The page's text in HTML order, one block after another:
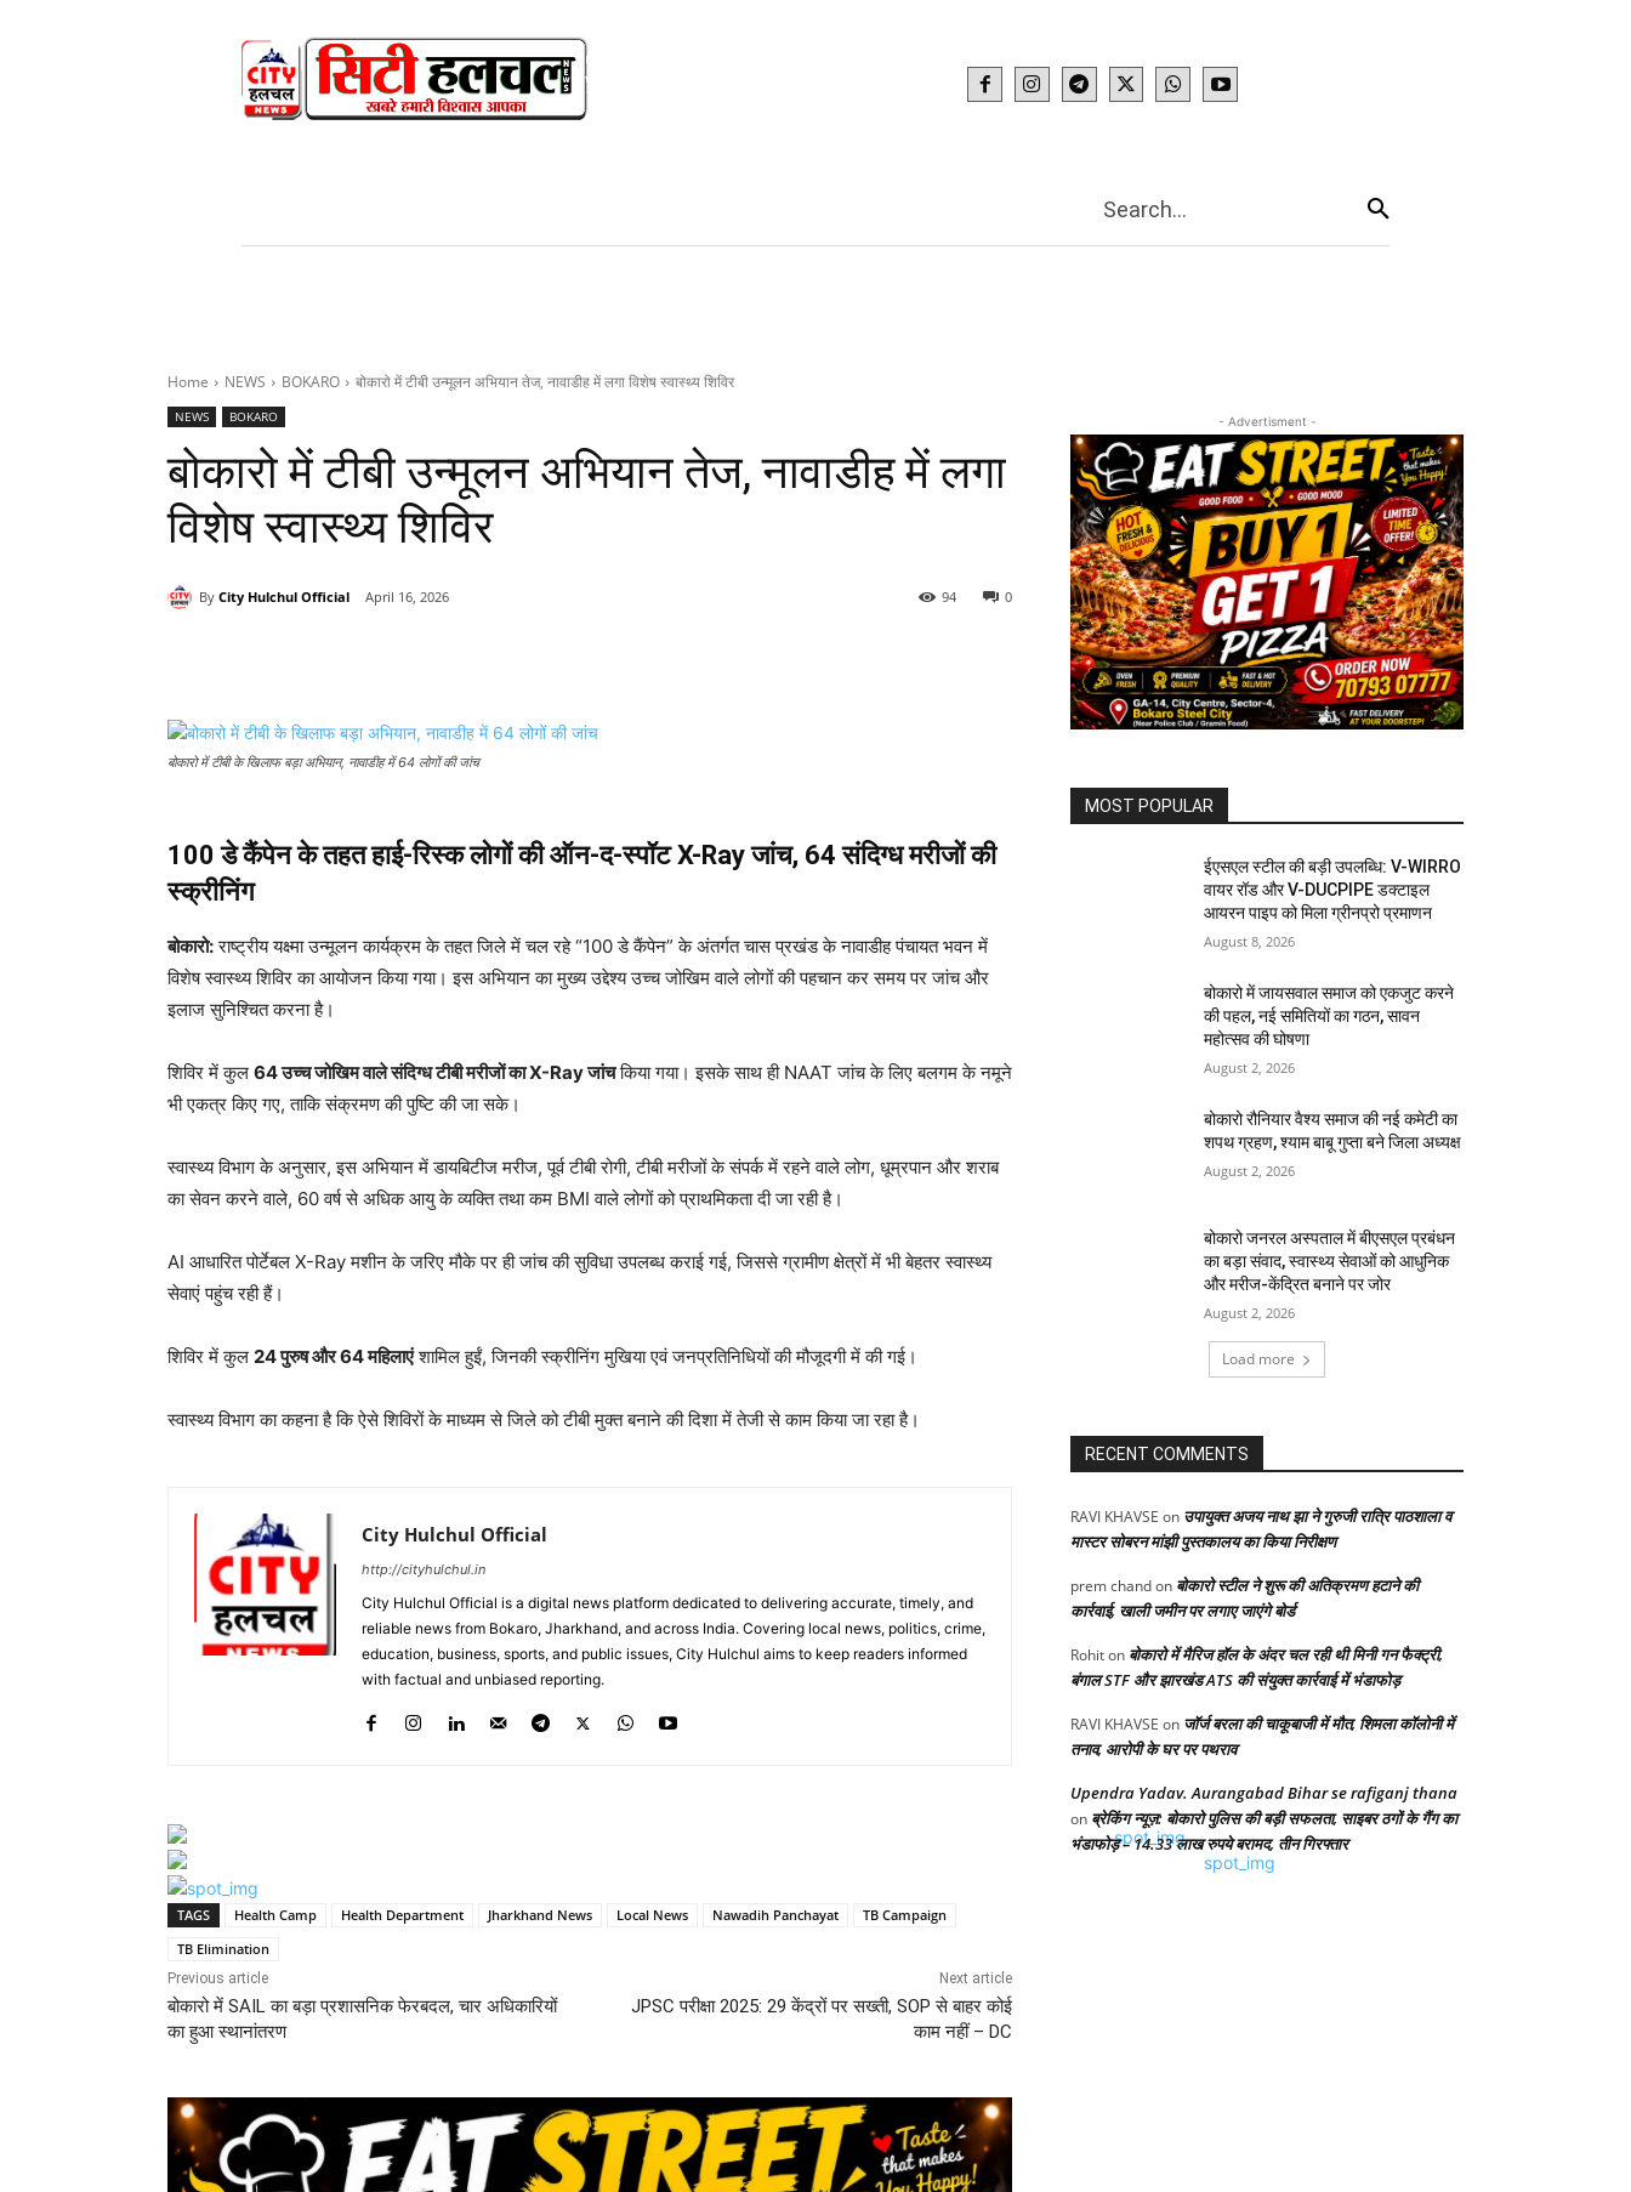
WEB STORIES More
Search...
Home NEWS BOKARO बोकारो में टीबी उन्मूलन अभियान तेज, नावाडीह में लगा विशेष स्वास्थ्य शिविर
NEWS BOKARO
बोकारो में टीबी उन्मूलन अभियान तेज, नावाडीह में लगा
विशेष स्वास्थ्य शिविर
By City Hulchul Official April 16, 2026 0
94
बोकारो में टीबी के खिलाफ बड़ा अभियान, नावाडीह में 64 लोगों की जांच
100 डे कैंपेन के तहत हाई-रिस्क लोगों की ऑन-द-स्पॉट X-Ray जांच, 64 संदिग्ध मरीजों की
स्क्रीनिंग
बोकारो:राष्ट्रीय यक्ष्मा उन्मूलन कार्यक्रम के तहत जिले में चल रहे “100 डे कैंपेन” के अंतर्गत चास प्रखंड के नावाडीह पंचायत भवन में
विशेष स्वास्थ्य शिविर का आयोजन किया गया। इस अभियान का मुख्य उद्देश्य उच्च जोखिम वाले लोगों की पहचान कर समय पर जांच और
इलाज सुनिश्चित करना है।
शिविर में कुल 64 उच्च जोखिम वाले संदिग्ध टीबी मरीजों का X-Ray जांचकिया गया। इसके साथ ही NAAT जांच के लिए बलगम के नमूने
भी एकत्र किए गए, ताकि संक्रमण की पुष्टि की जा सके।
स्वास्थ्य विभाग के अनुसार, इस अभियान में डायबिटीज मरीज, पूर्व टीबी रोगी, टीबी मरीजों के संपर्क में रहने वाले लोग, धूम्रपान और शराब
का सेवन करने वाले, 60 वर्ष से अधिक आयु के व्यक्ति तथा कम BMI वाले लोगों को प्राथमिकता दी जा रही है।
AI आधारित पोर्टेबल X-Ray मशीन के जरिए मौके पर ही जांच की सुविधा उपलब्ध कराई गई, जिससे ग्रामीण क्षेत्रों में भी बेहतर स्वास्थ्य
सेवाएं पहुंच रही हैं।
शिविर में कुल 24 पुरुष और 64 महिलाएंशामिल हुईं, जिनकी स्क्रीनिंग मुखिया एवं जनप्रतिनिधियों की मौजूदगी में की गई।
स्वास्थ्य विभाग का कहना है कि ऐसे शिविरों के माध्यम से जिले को टीबी मुक्त बनाने की दिशा में तेजी से काम किया जा रहा है।
City Hulchul Official
http://cityhulchul.in
City Hulchul Official is a digital news platform dedicated to delivering accurate, timely, and
reliable news from Bokaro, Jharkhand, and across India. Covering local news, politics, crime,
education, business, sports, and public issues, City Hulchul aims to keep readers informed
with factual and unbiased reporting.
TAGS Health Camp Health Department Jharkhand News Local News Nawadih Panchayat
TB Campaign
TB Elimination
Previous article
बोकारो में SAIL का बड़ा प्रशासनिक फेरबदल, चार अधिकारियों
का हुआ स्थानांतरण
Next article
JPSC परीक्षा 2025: 29 केंद्रों पर सख्ती, SOP से बाहर कोई
काम नहीं – DC
- Advertisment -
MOST POPULAR
ईएसएल स्टील की बड़ी उपलब्धि: V-WIRRO
वायर रॉड और V-DUCPIPE डक्टाइल
आयरन पाइप को मिला ग्रीनप्रो प्रमाणन
August 8, 2026
बोकारो में जायसवाल समाज को एकजुट करने
की पहल, नई समितियों का गठन, सावन
महोत्सव की घोषणा
August 2, 2026
बोकारो रौनियार वैश्य समाज की नई कमेटी का
शपथ ग्रहण, श्याम बाबू गुप्ता बने जिला अध्यक्ष
August 2, 2026
बोकारो जनरल अस्पताल में बीएसएल प्रबंधन
का बड़ा संवाद, स्वास्थ्य सेवाओं को आधुनिक
और मरीज-केंद्रित बनाने पर जोर
August 2, 2026
Load more
RECENT COMMENTS
RAVI KHAVSE on उपायुक्त अजय नाथ झा ने गुरुजी रात्रि पाठशाला व
मास्टर सोबरन मांझी पुस्तकालय का किया निरीक्षण
prem chandon बोकारो स्टील ने शुरू की अतिक्रमण हटाने की
कार्रवाई, खाली जमीन पर लगाए जाएंगे बोर्ड
Rohiton बोकारो में मैरिज हॉल के अंदर चल रही थी मिनी गन फैक्ट्री,
बंगाल STF और झारखंड ATS की संयुक्त कार्रवाई में भंडाफोड़
RAVI KHAVSE on जॉर्ज बरला की चाकूबाजी में मौत, शिमला कॉलोनी में
तनाव, आरोपी के घर पर पथराव
Upendra Yadav. Aurangabad Bihar se rafiganj thana
on ब्रेकिंग न्यूज़: बोकारो पुलिस की बड़ी सफलता, साइबर ठगों के गैंग का
भंडाफोड़ – 14.33 लाख रुपये बरामद, तीन गिरफ्तार